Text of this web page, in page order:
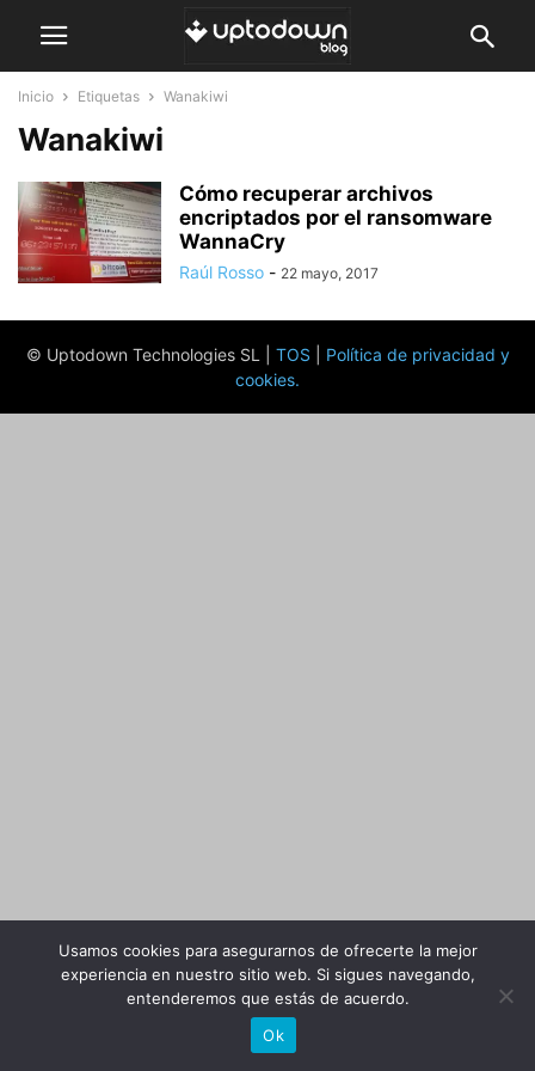
Inicio Etiquetas Wanakiwi
Wanakiwi
Cómo recuperar archivos
encriptados por el ransomware
WannaCry
Raúl Rosso - 22 mayo, 2017
© Uptodown Technologies SL | TOS
Política de privacidad y
cookies.
Usamos cookies para asegurarnos de ofrecerte la mejor
experiencia en nuestro sitio web. Si sigues navegando,
entenderemos que estás de acuerdo.
Ok